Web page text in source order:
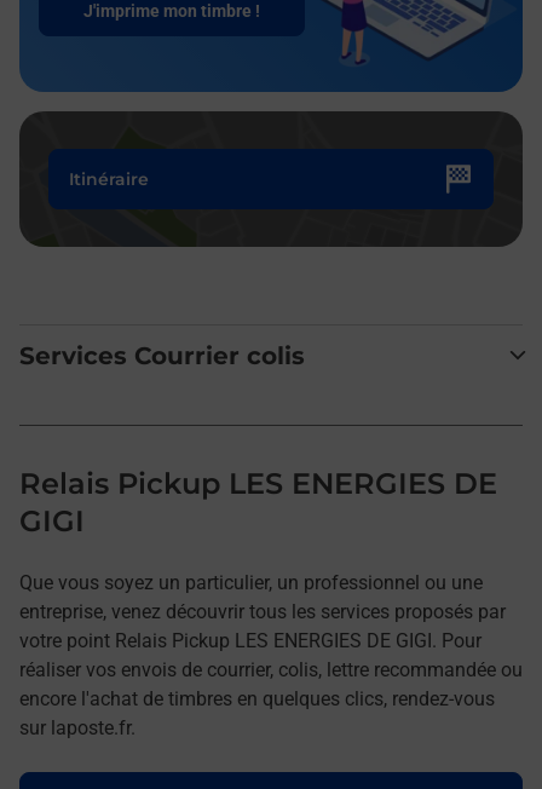
J'imprime mon timbre !
Itinéraire
Services Courrier colis
Relais Pickup LES ENERGIES DE
GIGI
Que vous soyez un particulier, un professionnel ou une
entreprise, venez découvrir tous les services proposés par
votre point Relais Pickup LES ENERGIES DE GIGI. Pour
réaliser vos envois de courrier, colis, lettre recommandée ou
encore l'achat de timbres en quelques clics, rendez-vous
sur laposte.fr.